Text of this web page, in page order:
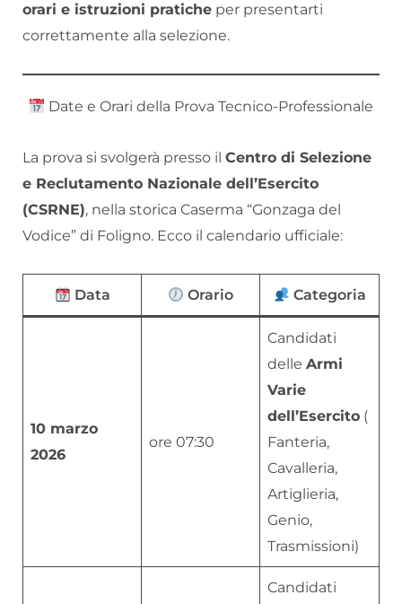
orari e istruzioni pratiche per presentarti
correttamente alla selezione.
Date e Orari della Prova Tecnico-Professionale
La prova si svolgerà presso il Centro di Selezione
e Reclutamento Nazionale dell’Esercito
(CSRNE), nella storica Caserma “Gonzaga del
Vodice” di Foligno. Ecco il calendario ufficiale:
Data Orario Categoria
10 marzo
2026
ore 07:30
Candidati
delle Armi
Varie
dell’Esercito (
Fanteria,
Cavalleria,
Artiglieria,
Genio,
Trasmissioni)
Candidati